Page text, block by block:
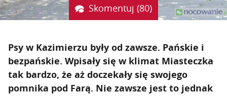
Skomentuj (80)
Psy w Kazimierzu były od zawsze. Pańskie i
bezpańskie. Wpisały się w klimat Miasteczka
tak bardzo, że aż doczekały się swojego
pomnika pod Farą. Nie zawsze jest to jednak